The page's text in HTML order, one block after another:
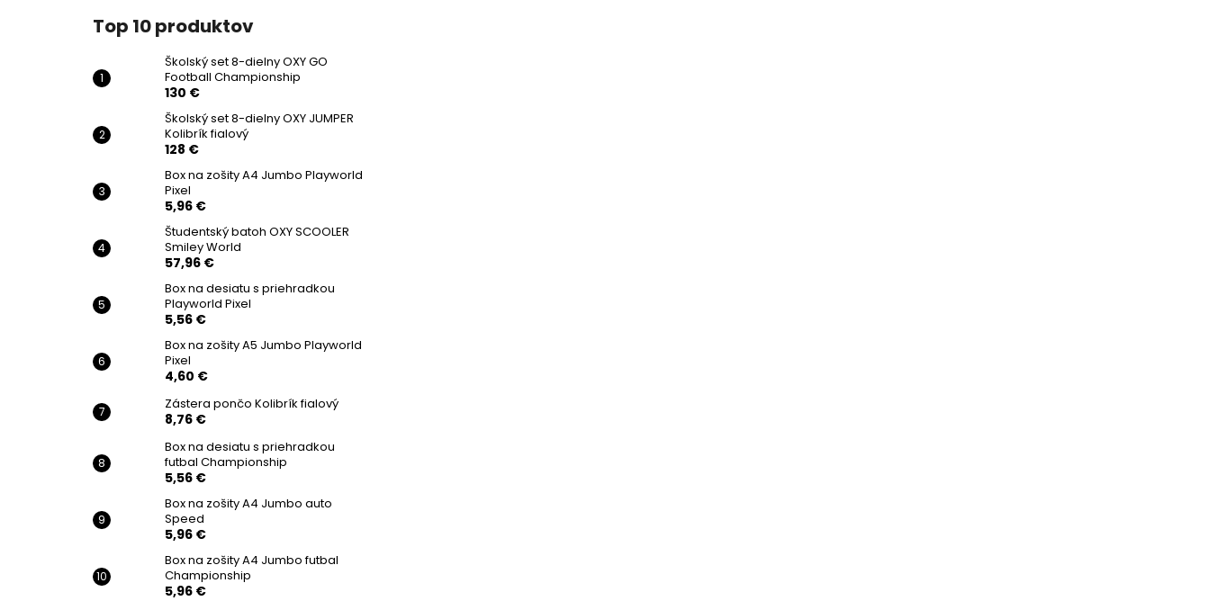
Top 10 produktov
Školský set 8-dielny OXY GO
Football Championship
130 €
Školský set 8-dielny OXY JUMPER
Kolibrík fialový
128 €
Box na zošity A4 Jumbo Playworld
Pixel
5,96 €
Študentský batoh OXY SCOOLER
Smiley World
57,96 €
Box na desiatu s priehradkou
Playworld Pixel
5,56 €
Box na zošity A5 Jumbo Playworld
Pixel
4,60 €
Zástera pončo Kolibrík fialový
8,76 €
Box na desiatu s priehradkou
futbal Championship
5,56 €
Box na zošity A4 Jumbo auto
Speed
5,96 €
Box na zošity A4 Jumbo futbal
Championship
5,96 €